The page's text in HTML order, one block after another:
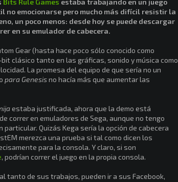
Bits Rule Games estaba trabajando en un juego
no emocionarse pero mucho más difícil resistir la
un poco menos: desde hoy se puede descargar
en su emulador de cabecera.
Gear (hasta hace poco sólo conocido como
clásico tanto en las gráficas, sonido y música como
La promesa del equipo de que sería no un
para Genesisno hacía más que aumentar las
estaba justificada, ahora que la demo está
correr en emuladores de Sega, aunque no tengo
Quizás Kega sería la opción de cabecera
merezca una prueba si tal como dicen los
para la consola. Y claro, si son
, podrían correr el juego en la propia consola.
tanto de sus trabajos, pueden ir a sus Facebook,